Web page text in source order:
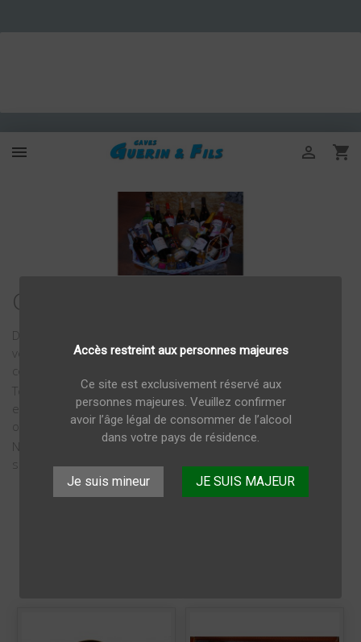
Accès restreint aux personnes majeures
Ce site est exclusivement réservé aux
personnes majeures. Veuillez confirmer
avoir l’âge légal de consommer de l’alcool
dans votre pays de résidence.
Je suis mineur JE SUIS MAJEUR
 

Colis Gourmands
Depuis 15 ans, notre entreprise familiale confectionne et
vend des paniers gourmands destinés aux particuliers,
collectivités et entreprises.
Tous nos colis cadeaux sont préparés avec soins et sont
emballés individuellement sous forme de cadeaux prêt à
offrir.
N'hésitez pas à nous contacter, nous trouverons une
solution adaptée à vos besoins.